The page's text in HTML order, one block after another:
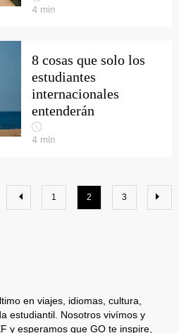
4 min
8 cosas que solo los
estudiantes
internacionales
entenderán
4 min
1 2 3
en viajes, idiomas, cultura,
estudiantil. Nosotros vivímos y
y esperamos que GO te inspire,